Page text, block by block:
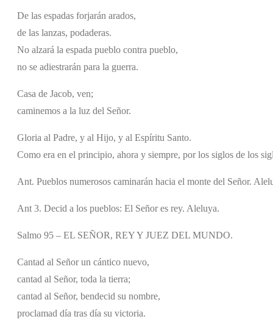
De las espadas forjarán arados,
de las lanzas, podaderas.
No alzará la espada pueblo contra pueblo,
no se adiestrarán para la guerra.
Casa de Jacob, ven;
caminemos a la luz del Señor.
Gloria al Padre, y al Hijo, y al Espíritu Santo.
Como era en el principio, ahora y siempre, por los siglos de los
Ant. Pueblos numerosos caminarán hacia el monte del Señor.
Ant 3. Decid a los pueblos: El Señor es rey. Aleluya.
Salmo 95 – EL SEÑOR, REY Y JUEZ DEL MUNDO.
Cantad al Señor un cántico nuevo,
cantad al Señor, toda la tierra;
cantad al Señor, bendecid su nombre,
proclamad día tras día su victoria.